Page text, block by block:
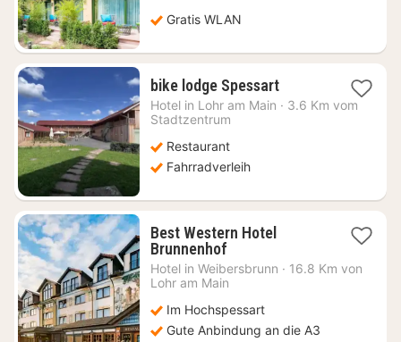
€
Gratis WLAN
bike lodge Spessart1
Nacht
Hotel in Lohr am Main · 3.6 Km vom
Stadtzentrum
Restaurant
Fahrradverleih
Best Western Hotel
Brunnenhof1
Nacht
ab
€
Hotel in Weibersbrunn · 16.8 Km von
Lohr am Main
Im Hochspessart
Gute Anbindung an die A3